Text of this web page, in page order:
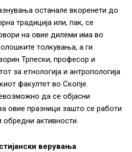
останале вкоренети до
традиција или, пак, се
на овие дилеми има во
толкувања, а ги
Трпески, професор и
за етнологија и антропологија
факултет во Скопје.
да се објасни
овие празници зашто се работи
активности.
верувања